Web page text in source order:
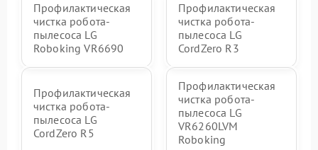
Профилактическая
чистка робота-
пылесоса LG
Roboking VR6690
Профилактическая
чистка робота-
пылесоса LG
CordZero R3
Профилактическая
чистка робота-
пылесоса LG
CordZero R5
Профилактическая
чистка робота-
пылесоса LG
VR6260LVM
Roboking